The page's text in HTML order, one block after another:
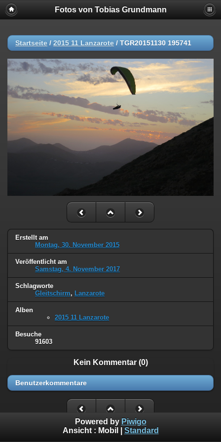
Fotos von Tobias Grundmann
Startseite / 2015 11 Lanzarote / TGR20151130 195741
Erstellt am
Montag, 30. November 2015
Veröffentlicht am
Samstag, 4. November 2017
Schlagworte
Gleitschirm, Lanzarote
Alben
2015 11 Lanzarote
Besuche
91603
Kein Kommentar (0)
Benutzerkommentare
Powered by Piwigo
Ansicht : Mobil Standard